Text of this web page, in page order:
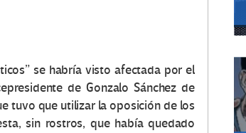
se habría visto afectada por el
de Gonzalo Sánchez de
tuvo que utilizar la oposición de los
sin rostros, que había quedado